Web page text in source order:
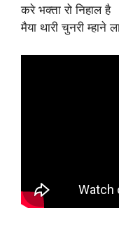
करे भक्ता रो निहाल है
मैया थारी चुनरी म्हाने